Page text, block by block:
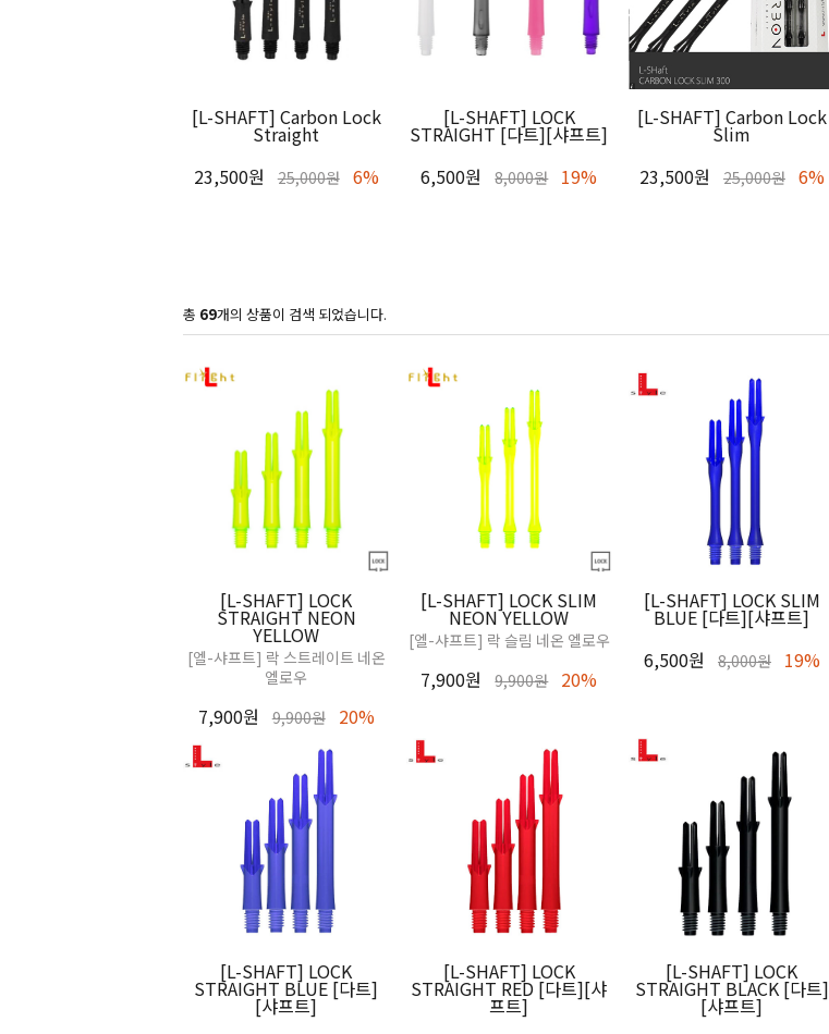
[L-SHAFT] Carbon Lock
Straight
23,500원
25,000원 6%
[L-SHAFT] LOCK
STRAIGHT [다트][샤프트]
6,500원
8,000원 19%
[L-SHAFT] Carbon Lock
Slim
23,500원
25,000원 6%
총 69개의 상품이 검색 되었습니다.
[L-SHAFT] LOCK
STRAIGHT NEON
YELLOW
[엘-샤프트] 락 스트레이트 네온
엘로우
7,900원 9,900원 20%
[L-SHAFT] LOCK SLIM
NEON YELLOW
[엘-샤프트] 락 슬림 네온 엘로우
7,900원 9,900원 20%
[L-SHAFT] LOCK SLIM
BLUE [다트][샤프트]
6,500원
8,000원 19%
[L-SHAFT] LOCK
STRAIGHT BLUE [다트]
[샤프트]
[L-SHAFT] LOCK
STRAIGHT RED [다트][샤
프트]
[L-SHAFT] LOCK
STRAIGHT BLACK [다트]
[샤프트]